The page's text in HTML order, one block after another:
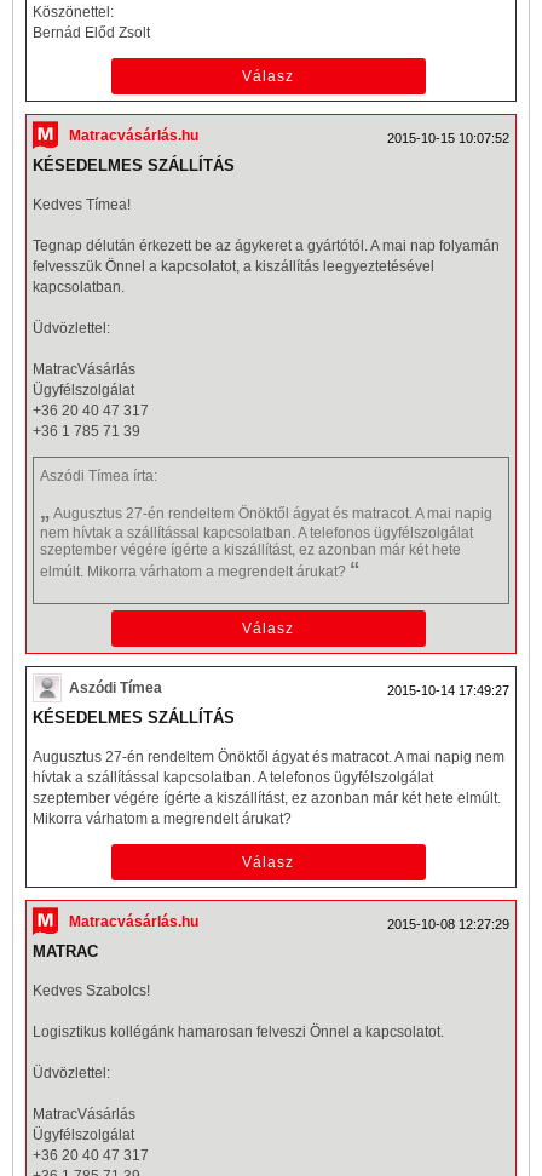
Köszönettel:
Bernád Előd Zsolt
Matracvásárlás.hu 2015-10-15 10:07:52
KÉSEDELMES SZÁLLÍTÁS
Kedves Tímea!
Tegnap délután érkezett be az ágykeret a gyártótól. A mai nap folyamán
felvesszük Önnel a kapcsolatot, a kiszállítás leegyeztetésével
kapcsolatban.
Üdvözlettel:
MatracVásárlás
Ügyfélszolgálat
+36 20 40 47 317
+36 1 785 71 39
Aszódi Tímea írta:
„ Augusztus 27-én rendeltem Önöktől ágyat és matracot. A mai napig
nem hívtak a szállítással kapcsolatban. A telefonos ügyfélszolgálat
szeptember végére ígérte a kiszállítást, ez azonban már két hete
elmúlt. Mikorra várhatom a megrendelt árukat? “
Aszódi Tímea 2015-10-14 17:49:27
KÉSEDELMES SZÁLLÍTÁS
Augusztus 27-én rendeltem Önöktől ágyat és matracot. A mai napig nem
hívtak a szállítással kapcsolatban. A telefonos ügyfélszolgálat
szeptember végére ígérte a kiszállítást, ez azonban már két hete elmúlt.
Mikorra várhatom a megrendelt árukat?
Matracvásárlás.hu 2015-10-08 12:27:29
MATRAC
Kedves Szabolcs!
Logisztikus kollégánk hamarosan felveszi Önnel a kapcsolatot.
Üdvözlettel:
MatracVásárlás
Ügyfélszolgálat
+36 20 40 47 317